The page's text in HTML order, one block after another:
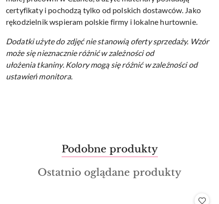
certyfikaty i pochodzą tylko od polskich dostawców. Jako
rękodzielnik wspieram polskie firmy i lokalne hurtownie.
Dodatki użyte do zdjęć nie stanowią oferty sprzedaży. Wzór
może się nieznacznie różnić w zależności od
ułożenia tkaniny. Kolory mogą się różnić w zależności od
ustawień monitora.
Pomiń karuzelę produktów
Produkty
o
statusie:
Podobne produkty
Produkty
Ostatnio oglądane produkty